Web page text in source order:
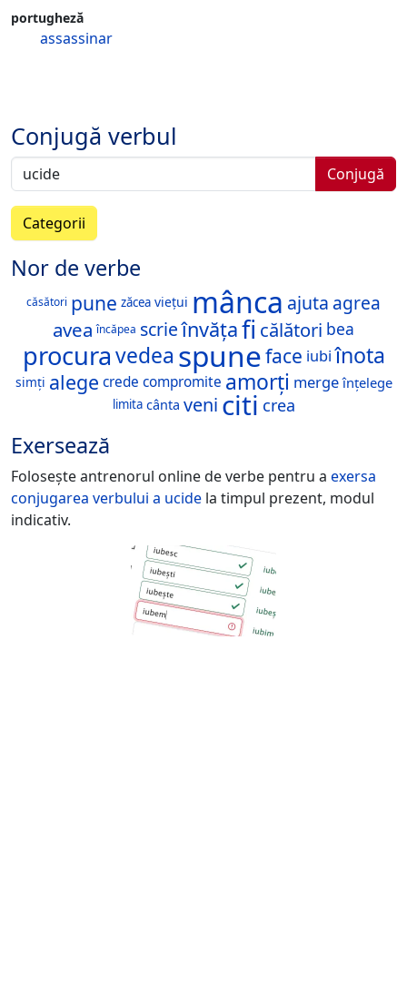
portugheză
assassinar
Conjugă verbul
Conjugă
Categorii
Nor de verbe
căsători pune zăcea viețui mânca ajuta agrea
avea încăpea scrieînvățafi călători bea
procuravedea spuneface iubi înota
simți alege crede compromite amorți merge înțelege
limita cânta veni citi crea
Exersează
Folosește antrenorul online de verbe pentru a exersa
conjugarea verbului a ucide la timpul prezent, modul
indicativ.